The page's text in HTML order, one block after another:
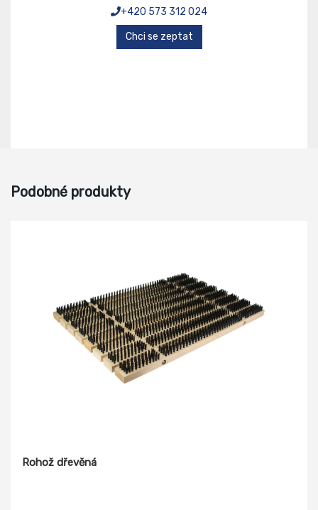
+420 573 312 024
Chci se zeptat
Podobné produkty
Rohož dřevěná